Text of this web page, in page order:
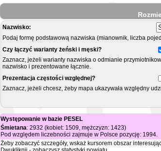
Nazwisko:
Podaj formę podstawową nazwiska (mianownik, liczba
Czy łączyć warianty żeński i męski?
Zaznacz, jeżeli warianty nazwiska o odmianie
nazwisko i prezentowane łącznie.
Prezentacja częstości względnej?
Zaznacz, jeżeli chcesz, żeby mapa ukazywała względny
Występowanie w bazie PESEL
Śmietana: 2932 (kobiet: 1509, mężczyzn: 1423)
Pod względem liczebności zajmuje w Polsce pozycję: 1994.
Żeby zobaczyć szczegóły, wskaż kursorem obszar